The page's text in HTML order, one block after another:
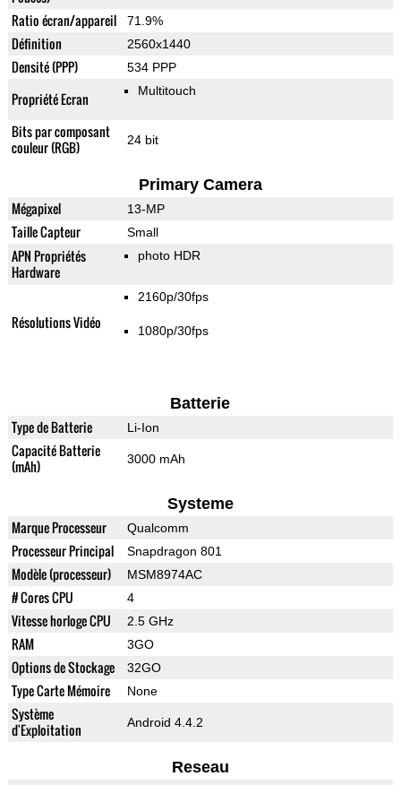
Ratio écran/appareil 71.9%
Définition 2560x1440
Densité (PPP) 534 PPP
Propriété Ecran Multitouch
Bits par composant
couleur (RGB)
24 bit
Primary Camera
Mégapixel 13-MP
Taille Capteur Small
APN Propriétés
Hardware
photo HDR
Résolutions Vidéo
2160p/30fps
1080p/30fps
Batterie
Type de Batterie Li-Ion
Capacité Batterie
(mAh)
3000 mAh
Systeme
Marque Processeur Qualcomm
Processeur Principal Snapdragon 801
Modèle (processeur) MSM8974AC
# Cores CPU 4
Vitesse horloge CPU 2.5 GHz
RAM 3GO
Options de Stockage 32GO
Type Carte Mémoire None
Système
d'Exploitation
Android 4.4.2
Reseau